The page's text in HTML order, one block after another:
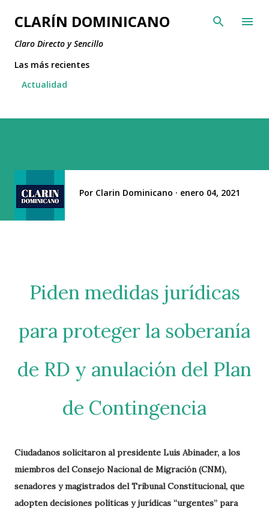
Ir al contenido principal
CLARÍN DOMINICANO
Claro Directo y Sencillo
Las más recientes
Actualidad
Por Clarin Dominicano enero 04, 2021
Piden medidas jurídicas
para proteger la soberanía
de RD y anulación del Plan
de Contingencia
Ciudadanos solicitaron al presidente Luis Abinader, a los
miembros del Consejo Nacional de Migración (CNM),
senadores y magistrados del Tribunal Constitucional, que
adopten decisiones políticas y jurídicas “urgentes” para